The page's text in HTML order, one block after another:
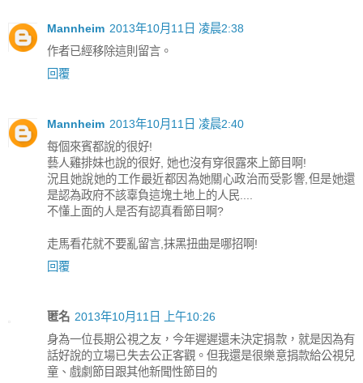
Mannheim 2013年10月11日 凌晨2:38
作者已經移除這則留言。
回覆
Mannheim 2013年10月11日 凌晨2:40
每個來賓都說的很好!
藝人雞排妹也說的很好, 她也沒有穿很露來上節目啊!
況且她說她的工作最近都因為她關心政治而受影響,但是她還
是認為政府不該辜負這塊土地上的人民....
不懂上面的人是否有認真看節目啊?
走馬看花就不要亂留言,抹黑扭曲是哪招啊!
回覆
匿名 2013年10月11日 上午10:26
身為一位長期公視之友，今年遲遲還未決定捐款，就是因為有
話好說的立場已失去公正客觀。但我還是很樂意捐款給公視兒
童、戲劇節目跟其他新聞性節目的